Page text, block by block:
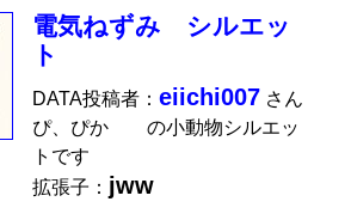
電気ねずみ シルエッ
ト
DATA投稿者：eiichi007 さん
ぴ、ぴか の小動物シルエッ
トです
拡張子： jww